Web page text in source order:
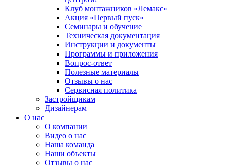
Клуб монтажников «Лемакс»
Акция «Первый пуск»
Семинары и обучение
Техническая документация
Инструкции и документы
Программы и приложения
Вопрос-ответ
Полезные материалы
Отзывы о нас
Сервисная политика
Застройщикам
Дизайнерам
О нас
О компании
Видео о нас
Наша команда
Наши объекты
Отзывы о нас